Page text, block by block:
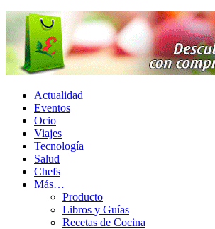
Actualidad
Eventos
Ocio
Viajes
Tecnología
Salud
Chefs
Más…
Producto
Libros y Guías
Recetas de Cocina